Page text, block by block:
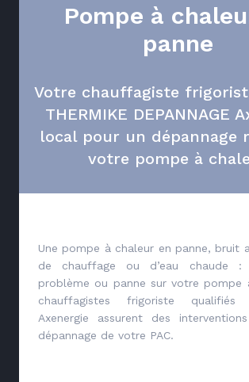
Pompe à
panne
Votre chauffagiste
THERMIKE DEPANNAGE
local pour un dépannage
votre pompe à
Une pompe à chaleur en panne, bruit
de chauffage ou d’eau chaude
problème ou panne sur votre pompe
chauffagistes frigoriste
Axenergie assurent des
dépannage de votre PAC.